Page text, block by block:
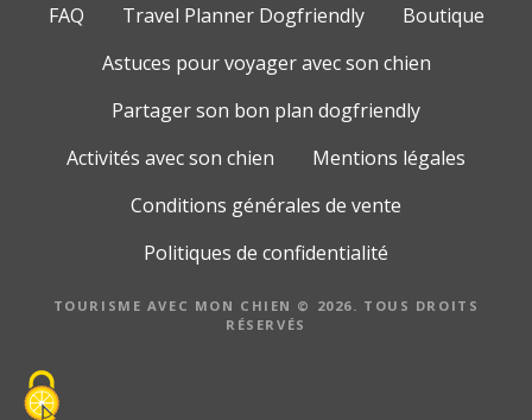
FAQ
Travel Planner Dogfriendly
Boutique
Astuces pour voyager avec son chien
Partager son bon plan dogfriendly
Activités avec son chien
Mentions légales
Conditions générales de vente
Politiques de confidentialité
TOURISME AVEC MON CHIEN © 2026. TOUS DROITS
RÉSERVÉS